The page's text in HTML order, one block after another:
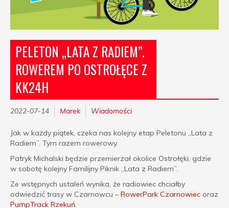
PELETON „LATA Z RADIEM”.
ROWEREM PO OSTROŁĘCE Z
KK24H
2022-07-14 Marek Wiadomości
Jak w każdy piątek, czeka nas kolejny etap Peletonu „Lata z
Radiem”. Tym razem rowerowy.
Patryk Michalski będzie przemierzał okolice Ostrołęki, gdzie
w sobotę kolejny Familijny Piknik „Lata z Radiem”.
Ze wstępnych ustaleń wynika, że radiowiec chciałby
odwiedzić trasy w Czarnowcu – RowerPark Czarnowiec oraz
PumpTrack Rzekuń.